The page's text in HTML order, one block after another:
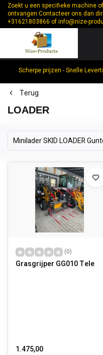
Zoekt u een specifieke machine
ontvangen Contacteer ons dan
+31621803866 ofinfo@nize-
Scherpe prijzen - Snelle
Terug
LOADER
Minilader SKID LOADER
(0)
Grasgrijper GG010 Tele
1.475,00